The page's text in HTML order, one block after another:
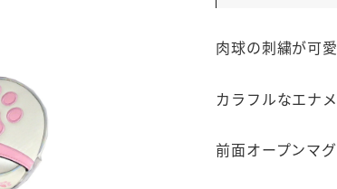
肉球の刺繍が可
カラフルなエナ
前面オープンマ